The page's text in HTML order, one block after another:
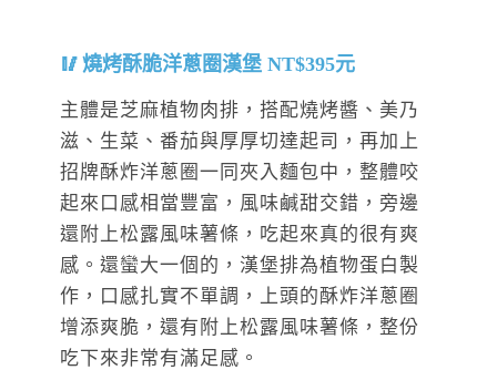
燒烤酥脆洋蔥圈漢堡 NT$395元
主體是芝麻植物肉排，搭配燒烤醬、美乃
滋、生菜、番茄與厚厚切達起司，再加上
招牌酥炸洋蔥圈一同夾入麵包中，整體咬
起來口感相當豐富，風味鹹甜交錯，旁邊
還附上松露風味薯條，吃起來真的很有爽
感。還蠻大一個的，漢堡排為植物蛋白製
作，口感扎實不單調，上頭的酥炸洋蔥圈
增添爽脆，還有附上松露風味薯條，整份
吃下來非常有滿足感。